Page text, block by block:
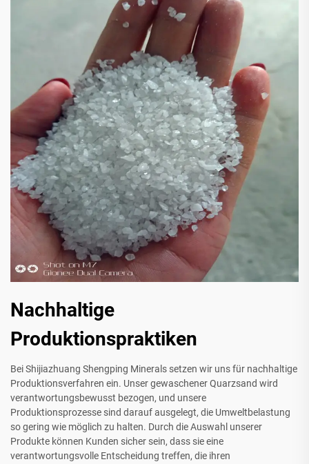
Nachhaltige
Produktionspraktiken
Bei Shijiazhuang Shengping Minerals setzen wir uns für nachhaltige
Produktionsverfahren ein. Unser gewaschener Quarzsand wird
verantwortungsbewusst bezogen, und unsere
Produktionsprozesse sind darauf ausgelegt, die Umweltbelastung
so gering wie möglich zu halten. Durch die Auswahl unserer
Produkte können Kunden sicher sein, dass sie eine
verantwortungsvolle Entscheidung treffen, die ihren